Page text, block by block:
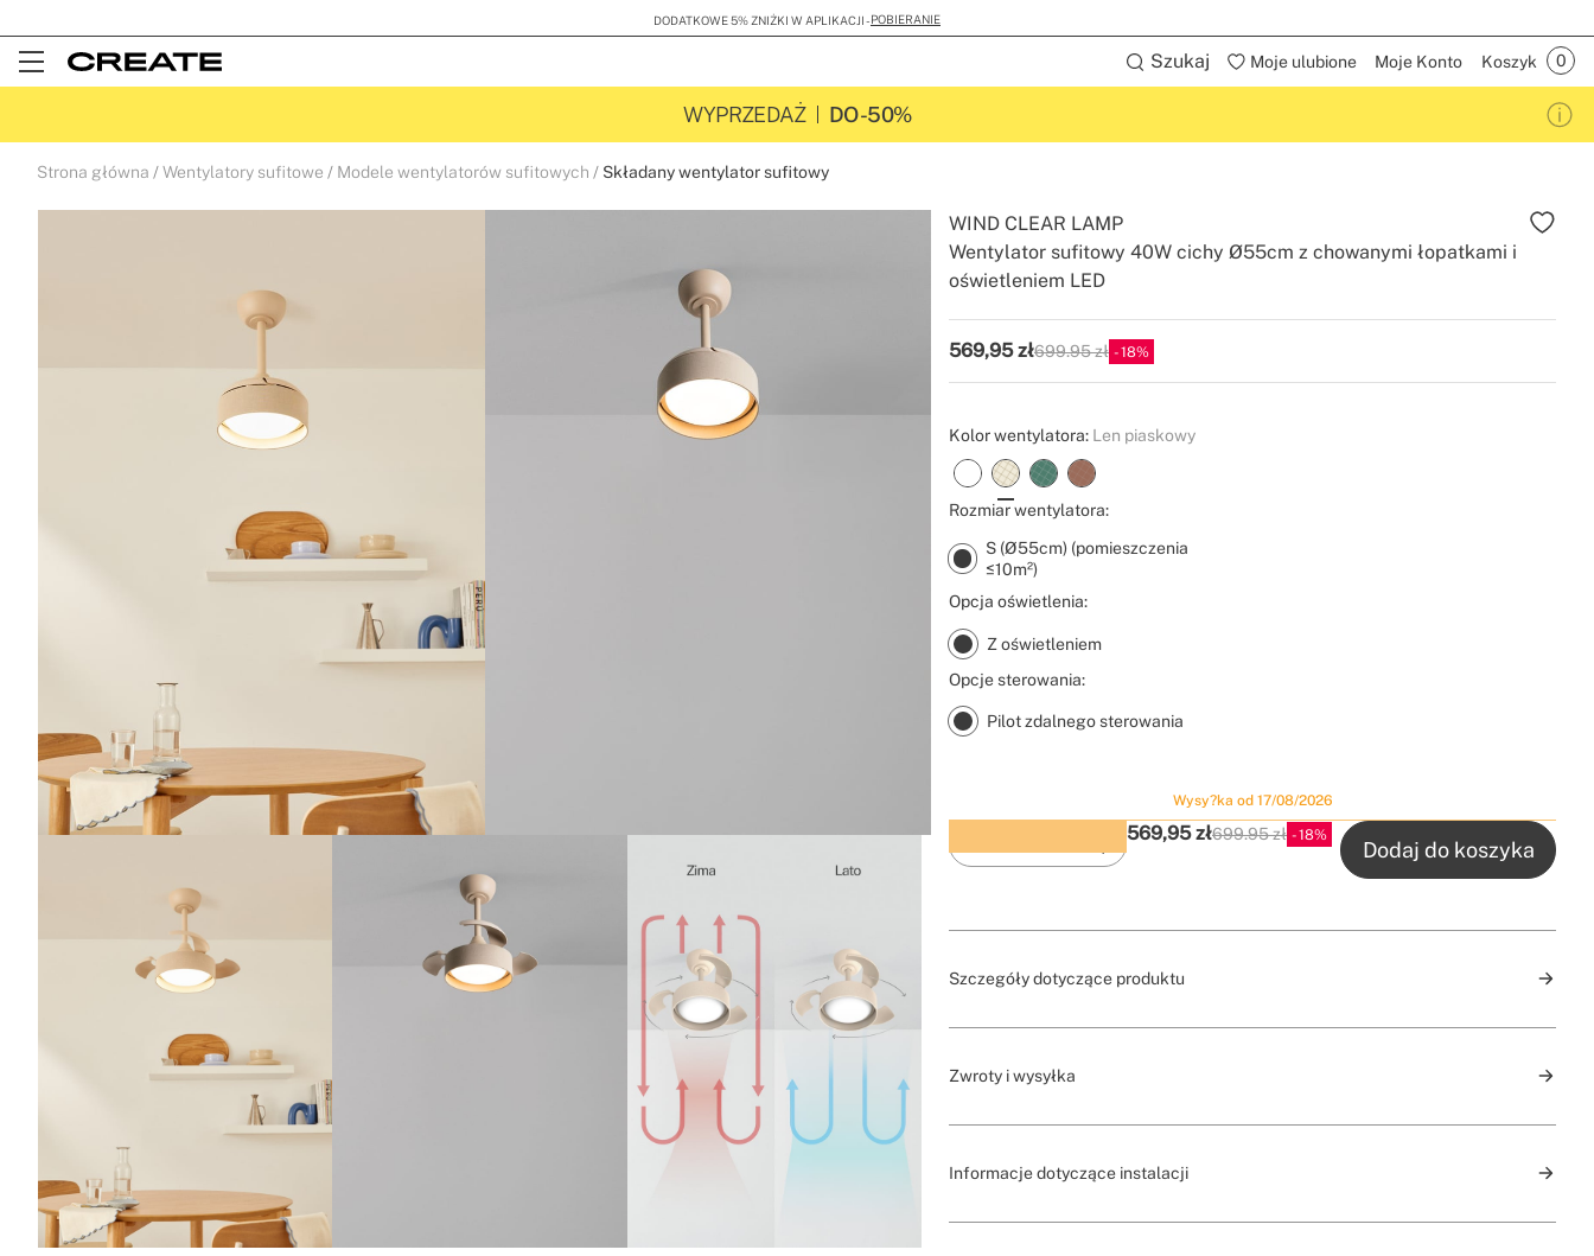
DODATKOWE 5% ZNIŻKI W APLIKACJI -POBIERANIE
Open
Szukaj Moje ulubione Moje Konto Koszyk
WYPRZEDAŻ DO -50%
Strona główna Wentylatory sufitowe Modele wentylatorów sufitowych Składany wentylator sufitowy
Wentylator sufitowy 40W cichy Ø55cm z chowanymi łopatkami i
oświetleniem LED
WIND CLEAR LAMP
569,95 złP.V.P
699.95 zł 18
Kolor wentylatora: Len piaskowy
Rozmiar wentylatora:
S (Ø55cm) (pomieszczenia
≤10m²)
Opcja oświetlenia:
Z oświetleniem
Opcje sterowania:
Pilot zdalnego sterowania
Wysy?ka od 17/08/2026
Zakup z wyprzedzeniem ze zniżką
569,95 złP.V.P
699.95 zł 18
Dodaj do koszyka
Szczegóły dotyczące produktu
Zwroty i wysyłka
Informacje dotyczące instalacji